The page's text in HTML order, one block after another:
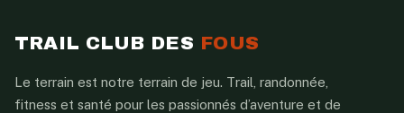
TRAIL CLUB DES FOUS
Le terrain est notre terrain de jeu. Trail, randonnée,
fitness et santé pour les passionnés d’aventure et de